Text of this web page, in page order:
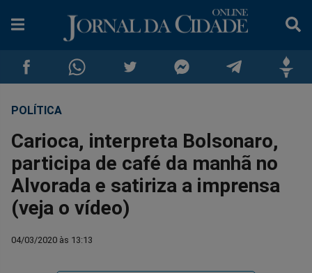
Compartilhar
no
Facebook
Compartilhar
no
Whatsapp
no
Twitter
no
Messenger
no
Telegram
no
Gettr
POLÍTICA
Carioca, interpreta Bolsonaro,
participa de café da manhã no
Alvorada e satiriza a imprensa
(veja o vídeo)
04/03/2020 às 13:13